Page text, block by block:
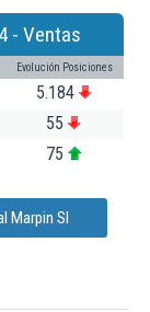
- Ventas
Evolución Posiciones
5.184
55
75
Marpin Sl